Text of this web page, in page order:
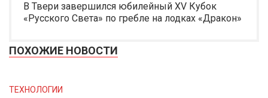
В Твери завершился юбилейный XV Кубок
«Русского Света» по гребле на лодках «Дракон»
ПОХОЖИЕ НОВОСТИ
ТЕХНОЛОГИИ